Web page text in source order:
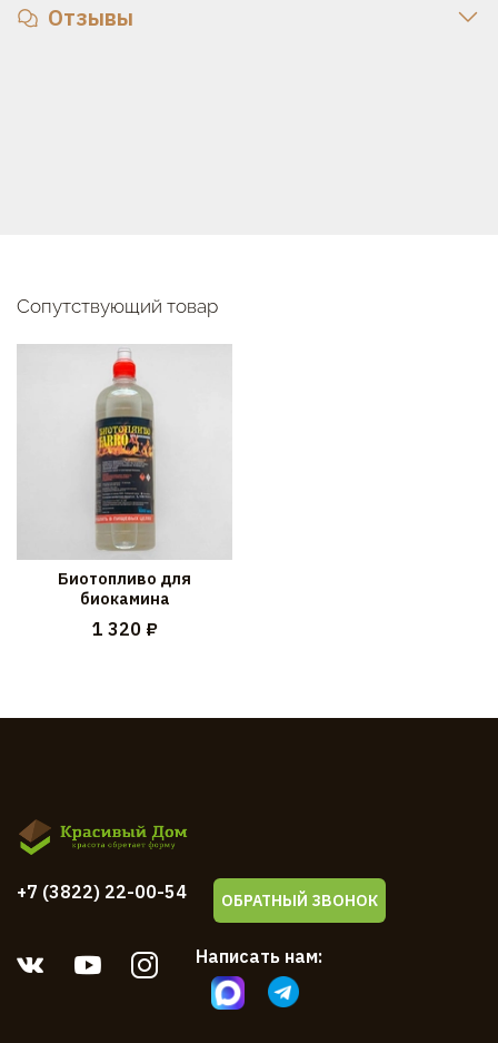
Отзывы
Сопутствующий товар
Биотопливо для
биокамина
1 320 ₽
Написать нам:
+7 (3822) 22-00-54 ОБРАТНЫЙ ЗВОНОК